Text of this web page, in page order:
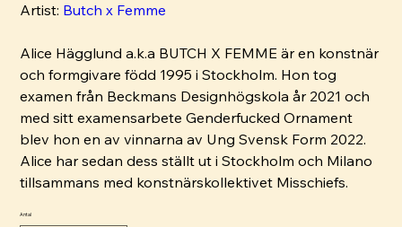
Artist: Butch x Femme
Alice Hägglund a.k.a BUTCH X FEMME är en konstnär
och formgivare född 1995 i Stockholm. Hon tog
examen från Beckmans Designhögskola år 2021 och
med sitt examensarbete Genderfucked Ornament
blev hon en av vinnarna av Ung Svensk Form 2022.
Alice har sedan dess ställt ut i Stockholm och Milano
tillsammans med konstnärskollektivet Misschiefs.
Antal